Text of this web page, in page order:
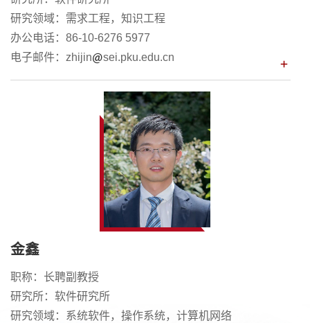
研究领域：需求工程，知识工程
办公电话：86-10-6276 5977
电子邮件：zhijin
sei.pku.edu.cn
金鑫
职称：长聘副教授
研究所：软件研究所
研究领域：系统软件，操作系统，计算机网络